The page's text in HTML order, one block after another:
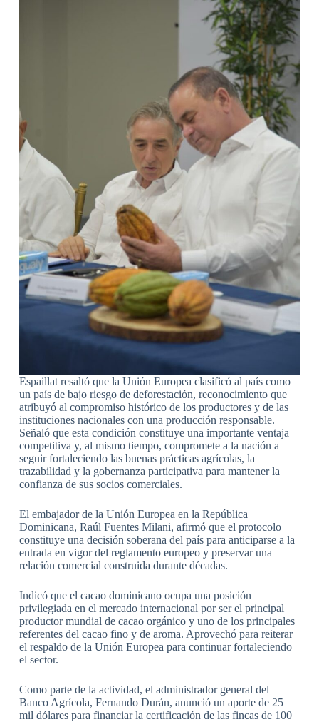
Espaillat resaltó que la Unión Europea clasificó al país como
un país de bajo riesgo de deforestación, reconocimiento que
atribuyó al compromiso histórico de los productores y de las
instituciones nacionales con una producción responsable.
Señaló que esta condición constituye una importante ventaja
competitiva y, al mismo tiempo, compromete a la nación a
seguir fortaleciendo las buenas prácticas agrícolas, la
trazabilidad y la gobernanza participativa para mantener la
confianza de sus socios comerciales.
El embajador de la Unión Europea en la República
Dominicana, Raúl Fuentes Milani, afirmó que el protocolo
constituye una decisión soberana del país para anticiparse a la
entrada en vigor del reglamento europeo y preservar una
relación comercial construida durante décadas.
Indicó que el cacao dominicano ocupa una posición
privilegiada en el mercado internacional por ser el principal
productor mundial de cacao orgánico y uno de los principales
referentes del cacao fino y de aroma. Aprovechó para reiterar
el respaldo de la Unión Europea para continuar fortaleciendo
el sector.
Como parte de la actividad, el administrador general del
Banco Agrícola, Fernando Durán, anunció un aporte de 25
mil dólares para financiar la certificación de las fincas de 100